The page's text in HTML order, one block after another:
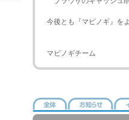
今後とも『マビノギ』を
マビノギチーム